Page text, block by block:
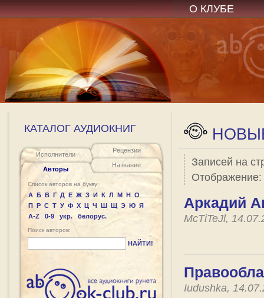
О КЛУБЕ
КАТАЛОГ АУДИОКНИГ
Исполнители
Авторы
Рецензии
Название
Список авторов на букву:
А Б В Г Д Е Ж З И К Л М Н О
П Р С Т У Ф Х Ц Ч Ш Щ Э Ю Я
A-Z
0-9 укр. белорус.
Поиск авторов:
НАЙТИ!
Записей на
Отображение:
Аркадий
McTiTeJl,
Iudushka,